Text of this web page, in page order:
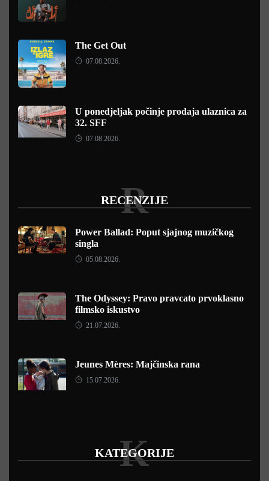
The Get Out
07.08.2026.
U ponedjeljak počinje prodaja ulaznica za
32. SFF
07.08.2026.
RECENZIJE
R
Power Ballad: Poput sjajnog muzičkog
singla
05.08.2026.
The Odyssey: Pravo pravcato prvoklasno
filmsko iskustvo
21.07.2026.
Jeunes Mères: Majčinska rana
15.07.2026.
KATEGORIJE
K